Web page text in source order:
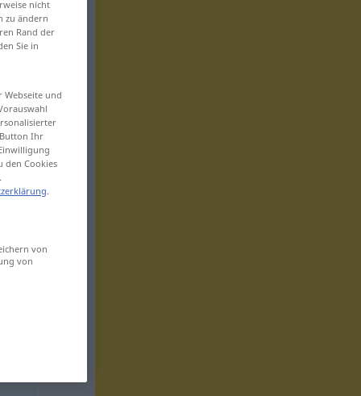
nicht
zu ändern
Rand der
Sie in
und
Ihr
den Cookies
.
von
von